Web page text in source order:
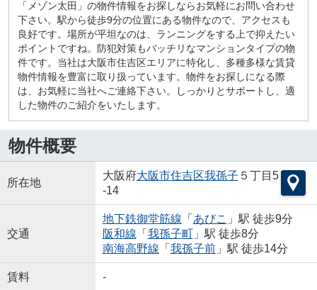
「メゾン太田」の物件情報をお探しならお気軽にお問い合わせ
下さい。駅から徒歩9分の位置にある物件なので、アクセスも
良好です。場所が平坦なのは、ランニングをする上で抑えたい
ポイントですね。防犯対策もバッチリなマンションタイプの物
件です。当社は大阪市住吉区エリアに特化し、多種多様な賃貸
物件情報を豊富に取り扱っています。物件をお探しになる際
は、お気軽に当社へご連絡下さい。しっかりとサポートし、適
した物件のご紹介をいたします。
物件概要
所在地
大阪府大阪市住吉区我孫子 ５丁目5
-14
交通
地下鉄御堂筋線 「 あびこ 」駅 徒歩9分
阪和線 「 我孫子町」駅 徒歩8分
南海高野線 「 我孫子前」駅 徒歩14分
賃料 -